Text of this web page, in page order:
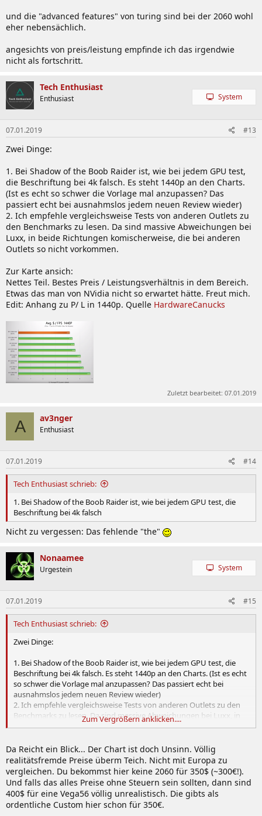
und die "advanced features" von turing sind bei der 2060 wohl
eher nebensächlich.
angesichts von preis/leistung empfinde ich das irgendwie
nicht als fortschritt.
Tech Enthusiast
Enthusiast System
07.01.2019 #13
Zwei Dinge:
1. Bei Shadow of the Boob Raider ist, wie bei jedem GPU test,
die Beschriftung bei 4k falsch. Es steht 1440p an den Charts.
(Ist es echt so schwer die Vorlage mal anzupassen? Das
passiert echt bei ausnahmslos jedem neuen Review wieder)
2. Ich empfehle vergleichsweise Tests von anderen Outlets zu
den Benchmarks zu lesen. Da sind massive Abweichungen bei
Luxx, in beide Richtungen komischerweise, die bei anderen
Outlets so nicht vorkommen.
Zur Karte ansich:
Nettes Teil. Bestes Preis / Leistungsverhältnis in dem Bereich.
Etwas das man von NVidia nicht so erwartet hätte. Freut mich.
Edit: Anhang zu P/ L in 1440p. Quelle HardwareCanucks
Zuletzt bearbeitet: 07.01.2019
A av3nger
Enthusiast
07.01.2019 #14
Tech Enthusiast schrieb:
1. Bei Shadow of the Boob Raider ist, wie bei jedem GPU test, die
Beschriftung bei 4k falsch
Nicht zu vergessen: Das fehlende "the"
Nonaamee
Urgestein System
07.01.2019 #15
Tech Enthusiast schrieb:
Zwei Dinge:
1. Bei Shadow of the Boob Raider ist, wie bei jedem GPU test, die
Beschriftung bei 4k falsch. Es steht 1440p an den Charts. (Ist es echt
so schwer die Vorlage mal anzupassen? Das passiert echt bei
ausnahmslos jedem neuen Review wieder)
2. Ich empfehle vergleichsweise Tests von anderen Outlets zu den
Benchmarks zu lesen. Da sind massive Abweichungen bei Luxx, in
beide Richtungen komischerweise, die bei anderen Outlets so nicht
Zur Karte ansich:
Nettes Teil. Bestes Preis / Leistungsverhältnis in dem Bereich. Etwas
das man von NVidia nicht so erwartet hätte. Freut mich.
Edit: Anhang zu P/ L in 1440p. QuelleHardwareCanucks
Anhang anzeigen 455050
Zum Vergrößern anklicken....
Da Reicht ein Blick... Der Chart ist doch Unsinn. Völlig
realitätsfremde Preise überm Teich. Nicht mit Europa zu
vergleichen. Du bekommst hier keine 2060 für 350$ (~300€!).
Und falls das alles Preise ohne Steuern sein sollten, dann sind
400$ für eine Vega56 völlig unrealistisch. Die gibts als
ordentliche Custom hier schon für 350€.